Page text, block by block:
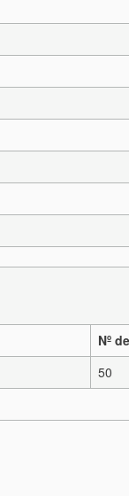
Nº
50